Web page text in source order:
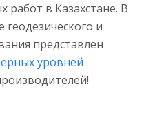
работ в Казахстане. В
и
представлен
уровней